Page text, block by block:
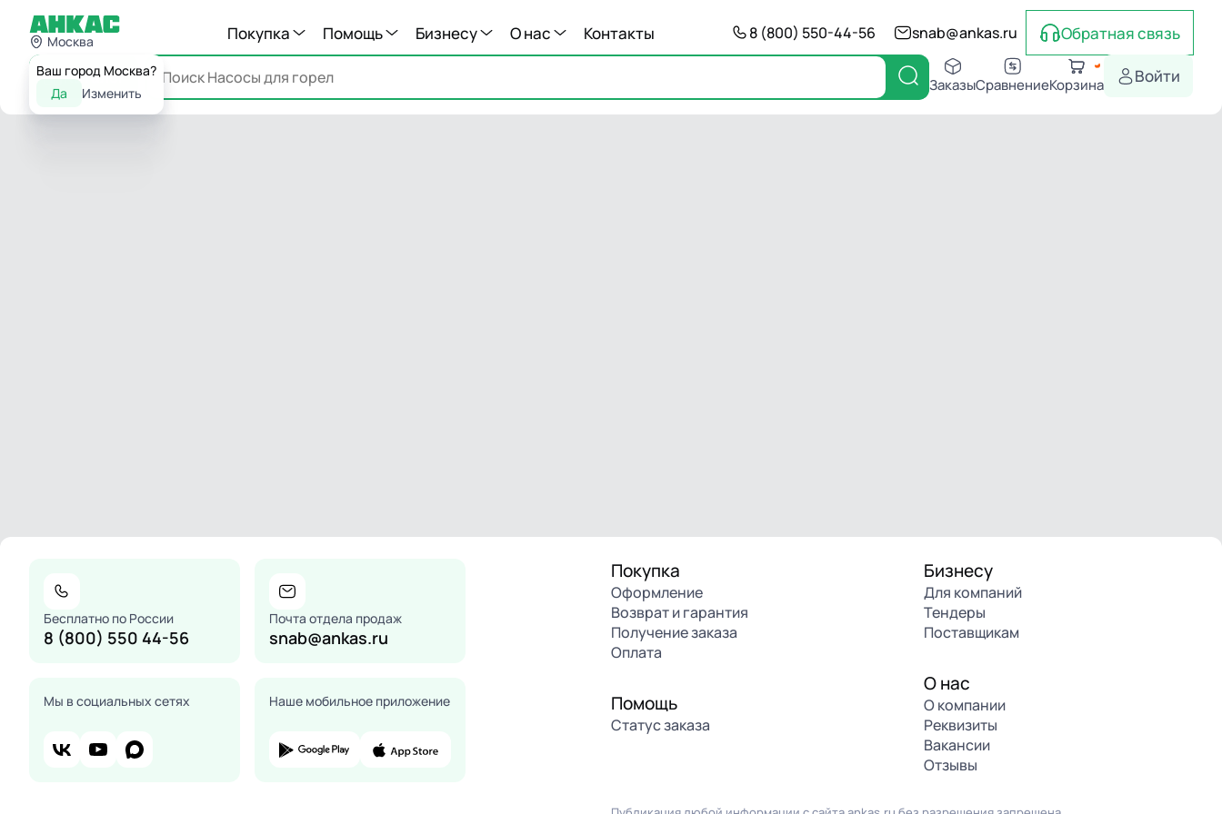
Москва
Ваш город Москва?
Да
Изменить
Покупка Помощь Бизнесу О нас Контакты 8 (800) 550-44-56 snab@ankas.ru Обратная связь
Каталог ЗаказыСравнениеКорзина Войти
Бесплатно по России
8 (800) 550 44-56
Почта отдела продаж
snab@ankas.ru
Мы в социальных сетях Наше мобильное приложение
Покупка
Оформление
Возврат и гарантия
Получение заказа
Оплата
Помощь
Статус заказа
Бизнесу
Для компаний
Тендеры
Поставщикам
О нас
О компании
Реквизиты
Вакансии
Отзывы